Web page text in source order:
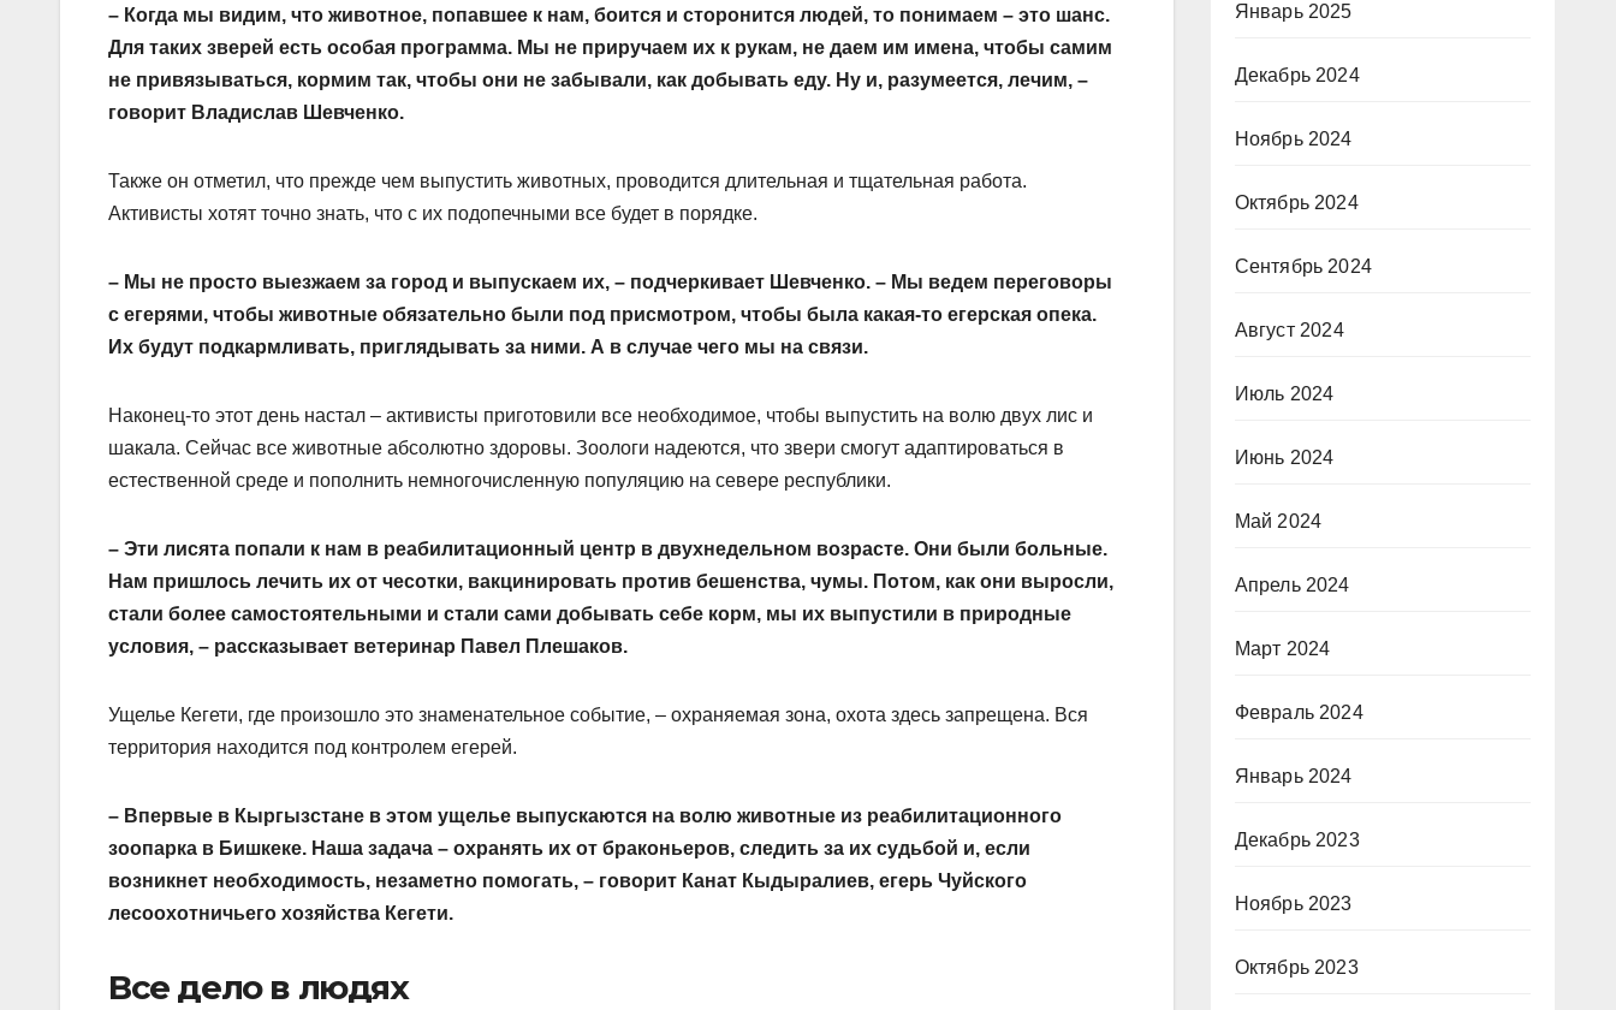
– Когда мы видим, что животное, попавшее к нам, боится и сторонится людей, то понимаем – это шанс.
Для таких зверей есть особая программа. Мы не приручаем их к рукам, не даем им имена, чтобы самим
не привязываться, кормим так, чтобы они не забывали, как добывать еду. Ну и, разумеется, лечим, –
говорит Владислав Шевченко.
Также он отметил, что прежде чем выпустить животных, проводится длительная и тщательная работа.
Активисты хотят точно знать, что с их подопечными все будет в порядке.
– Мы не просто выезжаем за город и выпускаем их, – подчеркивает Шевченко. – Мы ведем переговоры
с егерями, чтобы животные обязательно были под присмотром, чтобы была какая-то егерская опека.
Их будут подкармливать, приглядывать за ними. А в случае чего мы на связи.
Наконец-то этот день настал – активисты приготовили все необходимое, чтобы выпустить на волю двух лис и
шакала. Сейчас все животные абсолютно здоровы. Зоологи надеются, что звери смогут адаптироваться в
естественной среде и пополнить немногочисленную популяцию на севере республики.
– Эти лисята попали к нам в реабилитационный центр в двухнедельном возрасте. Они были больные.
Нам пришлось лечить их от чесотки, вакцинировать против бешенства, чумы. Потом, как они выросли,
стали более самостоятельными и стали сами добывать себе корм, мы их выпустили в природные
условия, – рассказывает ветеринар Павел Плешаков.
Ущелье Кегети, где произошло это знаменательное событие, – охраняемая зона, охота здесь запрещена. Вся
территория находится под контролем егерей.
– Впервые в Кыргызстане в этом ущелье выпускаются на волю животные из реабилитационного
зоопарка в Бишкеке. Наша задача – охранять их от браконьеров, следить за их судьбой и, если
возникнет необходимость, незаметно помогать, – говорит Канат Кыдыралиев, егерь Чуйского
лесоохотничьего хозяйства Кегети.
Все дело в людях
Январь 2025
Декабрь 2024
Ноябрь 2024
Октябрь 2024
Сентябрь 2024
Август 2024
Июль 2024
Июнь 2024
Май 2024
Апрель 2024
Март 2024
Февраль 2024
Январь 2024
Декабрь 2023
Ноябрь 2023
Октябрь 2023